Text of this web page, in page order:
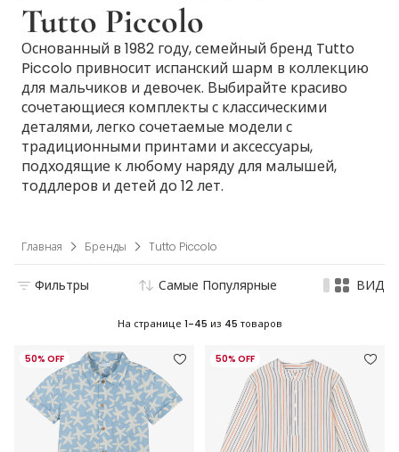
Tutto Piccolo
Основанный в 1982 году, семейный бренд Tutto
Piccolo привносит испанский шарм в коллекцию
для мальчиков и девочек. Выбирайте красиво
сочетающиеся комплекты с классическими
деталями, легко сочетаемые модели с
традиционными принтами и аксессуары,
подходящие к любому наряду для малышей,
тоддлеров и детей до 12 лет.
Главная Бренды Tutto Piccolo
Фильтры Самые Популярные ВИД
На странице 1-45 из 45 товаров
50% OFF 50% OFF